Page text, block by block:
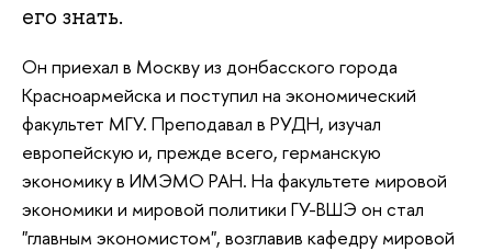
его знать.
Он приехал в Москву из донбасского города
Красноармейска и поступил на экономический
факультет МГУ. Преподавал в РУДН, изучал
европейскую и, прежде всего, германскую
экономику в ИМЭМО РАН. На факультете мировой
экономики и мировой политики ГУ-ВШЭ он стал
"главным экономистом", возглавив кафедру мировой